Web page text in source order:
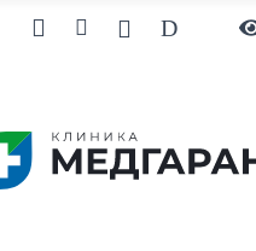
   D